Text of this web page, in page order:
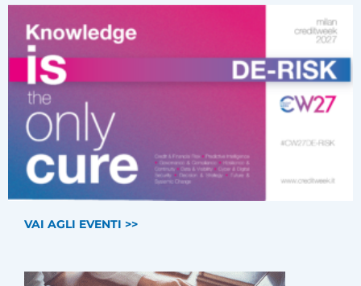
VAI AGLI EVENTI >>